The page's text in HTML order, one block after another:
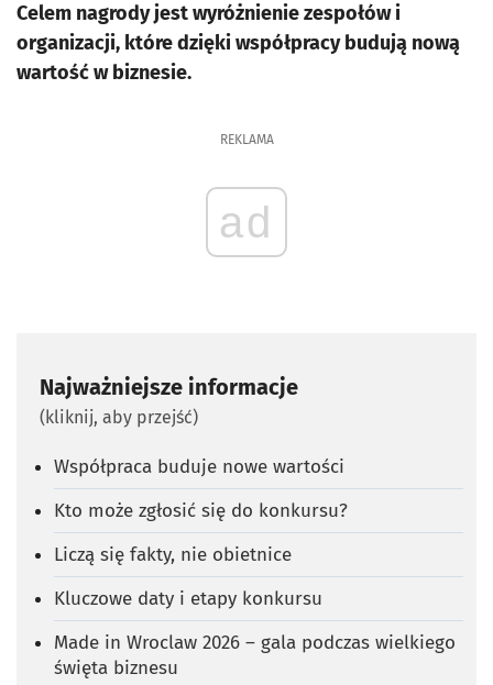
Celem nagrody jest wyróżnienie zespołów i
organizacji, które dzięki współpracy budują nową
wartość w biznesie.
REKLAMA
ad
Najważniejsze informacje
(kliknij, aby przejść)
Współpraca buduje nowe wartości
Kto może zgłosić się do konkursu?
Liczą się fakty, nie obietnice
Kluczowe daty i etapy konkursu
Made in Wroclaw 2026 – gala podczas wielkiego
święta biznesu